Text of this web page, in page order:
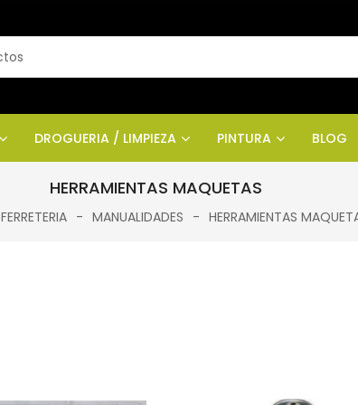
DROGUERIA / LIMPIEZA PINTURA BLOG
HERRAMIENTAS MAQUETAS
FERRETERIA MANUALIDADES HERRAMIENTAS